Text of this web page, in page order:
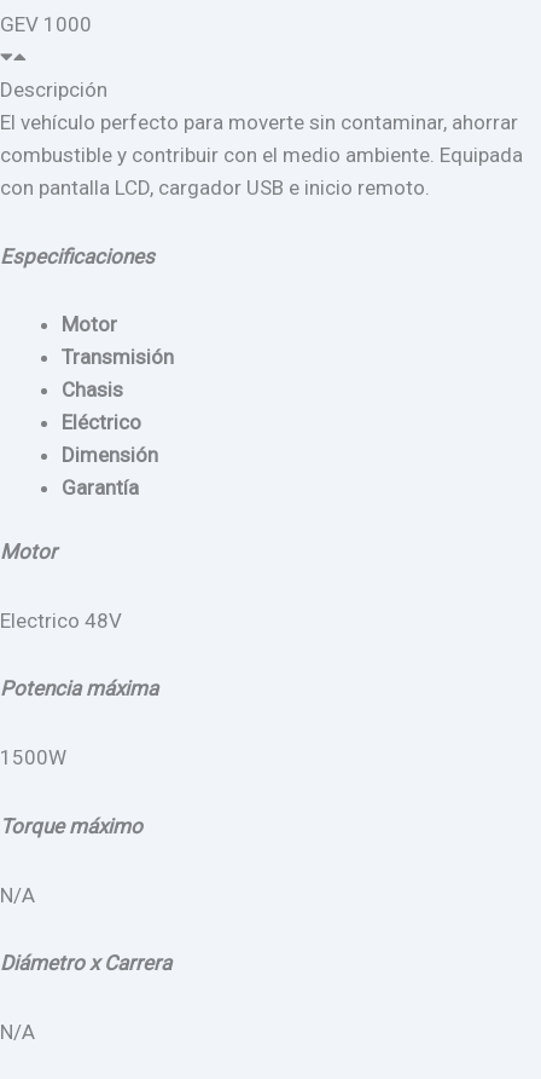
GEV 1000
Descripción
El vehículo perfecto para moverte sin contaminar, ahorrar
combustible y contribuir con el medio ambiente. Equipada
con pantalla LCD, cargador USB e inicio remoto.
Especificaciones
Motor
Transmisión
Chasis
Eléctrico
Dimensión
Garantía
Motor
Electrico 48V
Potencia máxima
1500W
Torque máximo
N/A
Diámetro x Carrera
N/A